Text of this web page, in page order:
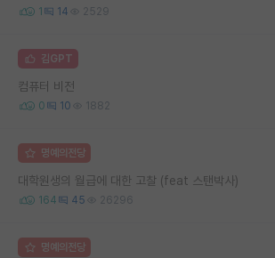
1 14 2529
김GPT
컴퓨터 비전
0 10 1882
명예의전당
대학원생의 월급에 대한 고찰 (feat 스탠박사)
164 45 26296
명예의전당